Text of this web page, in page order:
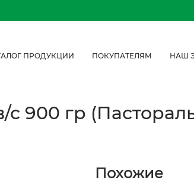
ПРОДУКЦИИ ПОКУПАТЕЛЯМ НАШ
900 гр
Похожие